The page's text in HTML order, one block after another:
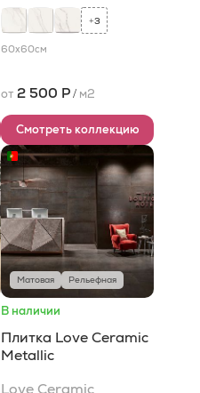
+3
60x60см
от 2 500 Р/ м2
Смотреть коллекцию
Матовая Рельефная
В наличии
Плитка Love Ceramic
Metallic
Love Ceramic